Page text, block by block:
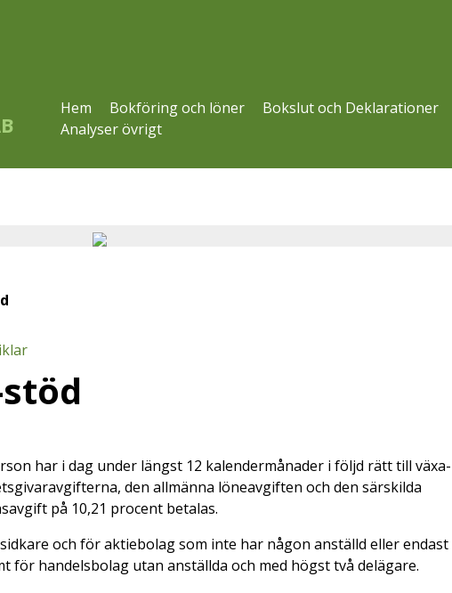
Hem Bokföring och löner Bokslut och Deklarationer
Analyser övrigt
har i dag under längst 12 kalendermånader i följd rätt till växa-
den allmänna löneavgiften och den särskilda
på 10,21 procent betalas.
och för aktiebolag som inte har någon anställd eller endast
för handelsbolag utan anställda och med högst två delägare.